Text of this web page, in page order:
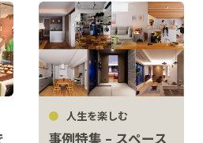
人生を楽しむ
事例特集 – スペース